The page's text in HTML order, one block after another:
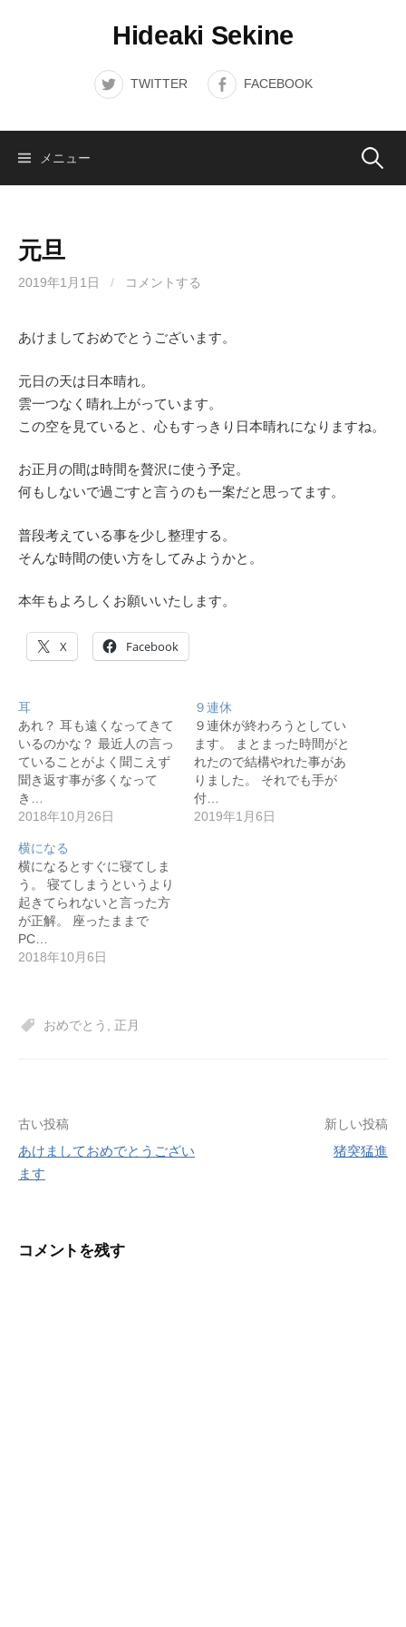
Hideaki Sekine
TWITTER FACEBOOK
メニュー 検
元旦
2019年1月1日 / コメントする
あけましておめでとうございます。
元日の天は日本晴れ。
雲一つなく晴れ上がっています。
この空を見ていると、心もすっきり日本晴れになりますね。
お正月の間は時間を贅沢に使う予定。
何もしないで過ごすと言うのも一案だと思ってます。
普段考えている事を少し整理する。
そんな時間の使い方をしてみようかと。
本年もよろしくお願いいたします。
X Facebook
耳
あれ？ 耳も遠くなってきて
いるのかな？ 最近人の言っ
ていることがよく聞こえず
聞き返す事が多くなって
き…
2018年10月26日
９連休
９連休が終わろうとしてい
ます。 まとまった時間がと
れたので結構やれた事があ
りました。 それでも手が
付…
2019年1月6日
横になる
横になるとすぐに寝てしま
う。 寝てしまうというより
起きてられないと言った方
が正解。 座ったままで
PC…
2018年10月6日
おめでとう 正月
投
稿
ゲ
古い投稿
あけましておめでとうござい
ます
新しい投稿
猪突猛進
コメントを残す